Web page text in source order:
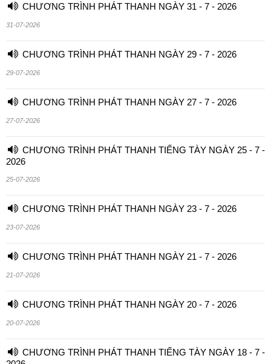
CHƯƠNG TRÌNH PHÁT THANH NGÀY 31 - 7 - 2026
31-07-2026
CHƯƠNG TRÌNH PHÁT THANH NGÀY 29 - 7 - 2026
29-07-2026
CHƯƠNG TRÌNH PHÁT THANH NGÀY 27 - 7 - 2026
27-07-2026
CHƯƠNG TRÌNH PHÁT THANH TIẾNG TÀY NGÀY 25 - 7 -
2026
25-07-2026
CHƯƠNG TRÌNH PHÁT THANH NGÀY 23 - 7 - 2026
23-07-2026
CHƯƠNG TRÌNH PHÁT THANH NGÀY 21 - 7 - 2026
21-07-2026
CHƯƠNG TRÌNH PHÁT THANH NGÀY 20 - 7 - 2026
20-07-2026
CHƯƠNG TRÌNH PHÁT THANH TIẾNG TÀY NGÀY 18 - 7 -